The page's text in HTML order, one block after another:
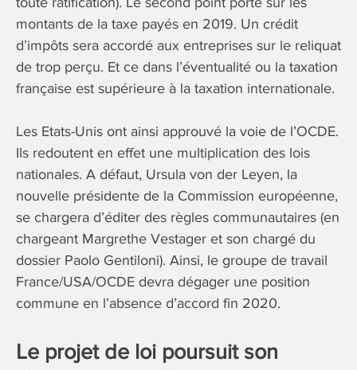
montants de la taxe payés en 2019. Un crédit
d’impôts sera accordé aux entreprises sur le reliquat
de trop perçu. Et ce dans l’éventualité ou la taxation
française est supérieure à la taxation internationale.
Les Etats-Unis ont ainsi approuvé la voie de l’OCDE.
Ils redoutent en effet une multiplication des lois
nationales. A défaut, Ursula von der Leyen, la
nouvelle présidente de la Commission européenne,
se chargera d’éditer des règles communautaires (en
chargeant Margrethe Vestager et son chargé du
dossier Paolo Gentiloni). Ainsi, le groupe de travail
France/USA/OCDE devra dégager une position
commune en l’absence d’accord fin 2020.
Le projet de loi poursuit son